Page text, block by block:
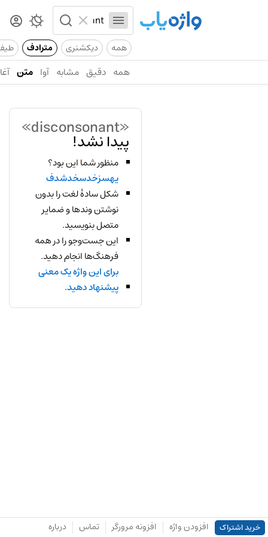
همه دیکشنری مترادف
همه دقیق مشابه آوا متن
«disconsonant»
پیدا نشد!
منظور شما این بود؟
یهسزخدسخدشدف
شکل سادهٔ لغت را بدون
نوشتن وندها و ضمایر
متصل بنویسید.
این جست‌وجو را در همه
فرهنگ‌ها انجام دهید.
برای این واژه یک معنی
پیشنهاد دهید.
خرید اشتراک افزودن واژه افزونه مرورگر تماس درباره